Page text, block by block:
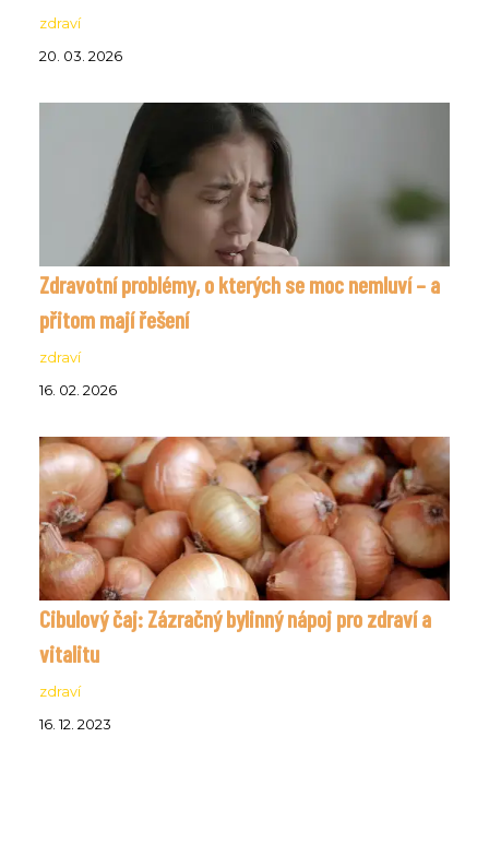
zdraví
20. 03. 2026
Zdravotní problémy, o kterých se moc nemluví – a
přitom mají řešení
zdraví
16. 02. 2026
Cibulový čaj: Zázračný bylinný nápoj pro zdraví a
vitalitu
zdraví
16. 12. 2023